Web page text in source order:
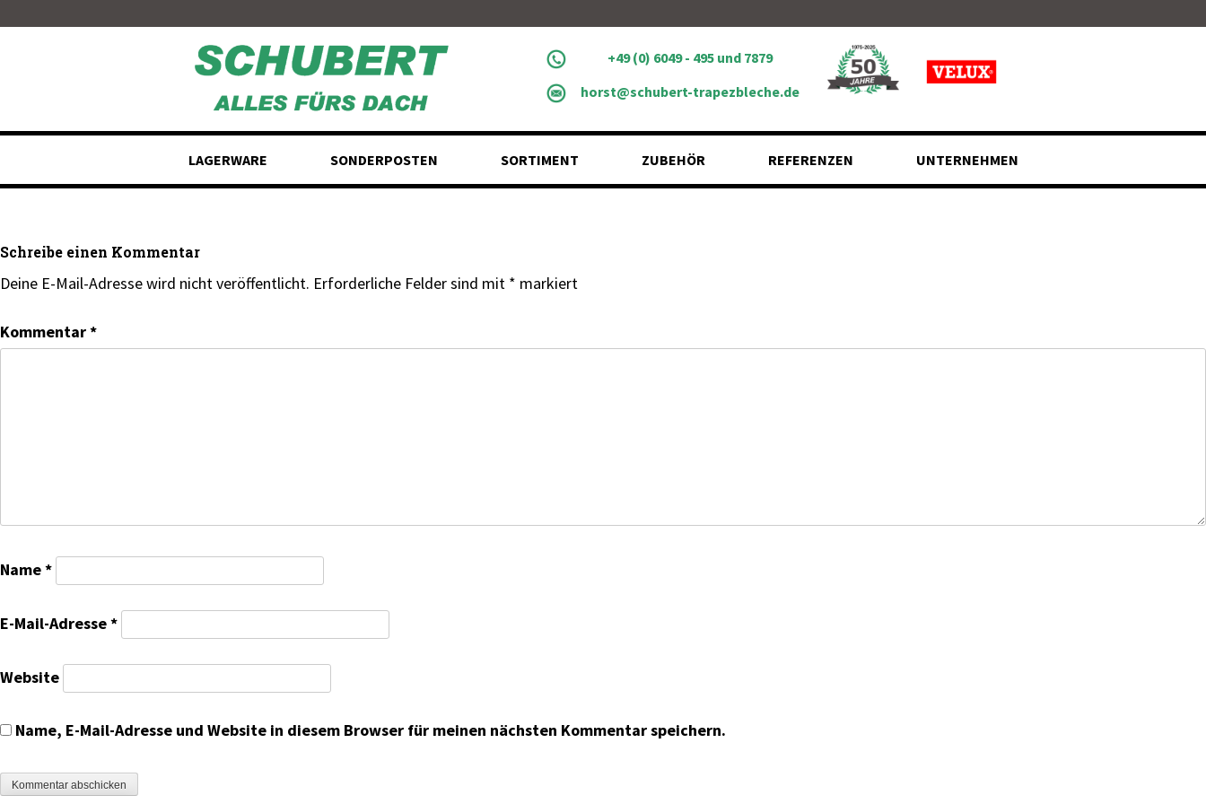
+49 (0) 6049 - 495 und 7879
horst@schubert-trapezbleche.de
LAGERWARE SONDERPOSTEN SORTIMENT ZUBEHÖR REFERENZEN UNTERNEHMEN
Schreibe einen Kommentar
Deine E-Mail-Adresse wird nicht veröffentlicht. Erforderliche Felder sind mit * markiert
Kommentar*
Name*
E-Mail-Adresse*
Website
Name, E-Mail-Adresse und Website in diesem Browser für meinen nächsten Kommentar speichern.